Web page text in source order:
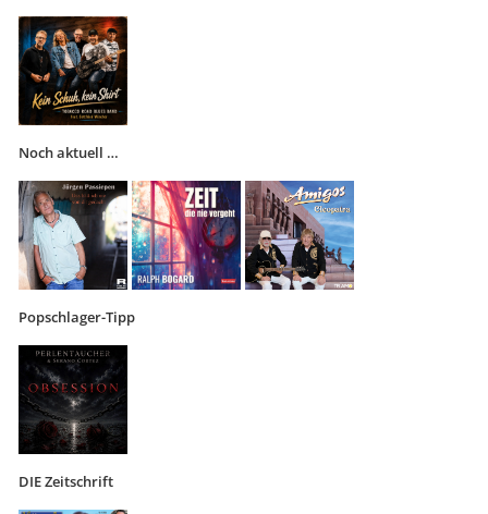
Noch aktuell …
Popschlager-Tipp
DIE Zeitschrift